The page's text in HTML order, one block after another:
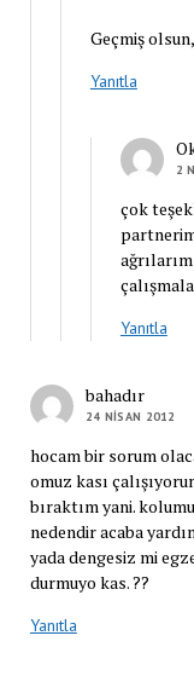
Geçmiş
Yanıtla
2
çok
Yanıtla
bahadır
24 NISAN 2012
hocam bir sorum
omuz kası
bıraktım yani.
nedendir acaba
yada dengesiz mi
durmuyo kas. ??
Yanıtla